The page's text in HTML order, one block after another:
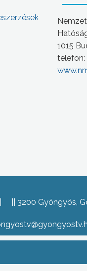
1015
telefon:
3200 Gyöngyös,